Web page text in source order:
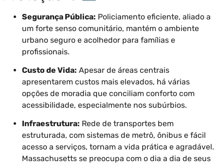
Segurança Pública: Policiamento eficiente, aliado a
um forte senso comunitário, mantém o ambiente
urbano seguro e acolhedor para famílias e
profissionais.
Custo de Vida: Apesar de áreas centrais
apresentarem custos mais elevados, há várias
opções de moradia que conciliam conforto com
acessibilidade, especialmente nos subúrbios.
Infraestrutura: Rede de transportes bem
estruturada, com sistemas de metrô, ônibus e fácil
acesso a serviços, tornam a vida prática e agradável.
Massachusetts se preocupa com o dia a dia de seus